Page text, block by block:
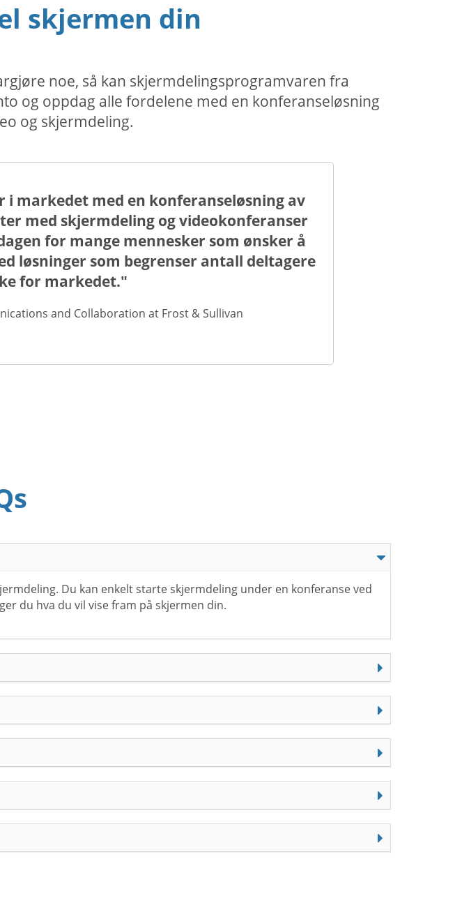
skjermen din
noe, så kan skjermdelingsprogramvaren fra
og oppdag alle fordelene med en konferanseløsning
og skjermdeling.
i markedet med en konferanseløsning av
med skjermdeling og videokonferanser
for mange mennesker som ønsker å
løsninger som begrenser antall deltagere
for markedet."
and Collaboration at Frost & Sullivan
Du kan enkelt starte skjermdeling under en konferanse ved
du hva du vil vise fram på skjermen din.